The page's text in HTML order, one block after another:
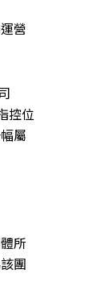
營
控位
屬
所
團